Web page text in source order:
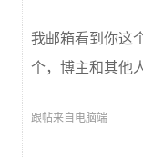
我邮箱看到你这
个，博主和其他
跟帖来自电脑端